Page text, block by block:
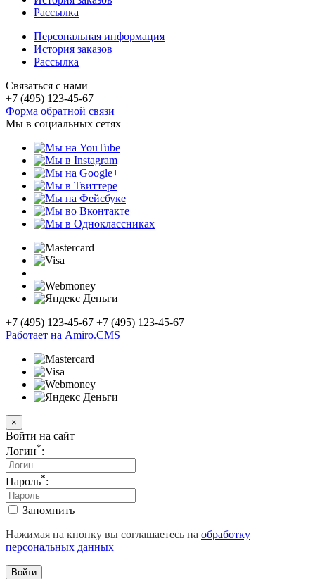
Рассылка
Персональная информация
История заказов
Рассылка
Связаться с нами
+7 (495) 123-45-67
Форма обратной связи
Мы в социальных сетях
+7 (495) 123-45-67 +7 (495) 123-45-67
Работает на Amiro.CMS
×
Войти на сайт
Логин*:
Пароль*:
Запомнить
Нажимая на кнопку вы соглашаетесь на обработку
персональных данных
Войти